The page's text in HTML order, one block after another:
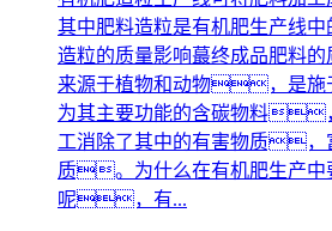
其中肥料造粒是有机肥生产线
造粒的质量影响蕞终成品肥料
来源于植物和动物，是施
为其主要功能的含碳物料
工消除了其中的有害物质，
质。为什么在有机肥生产中
呢，有...